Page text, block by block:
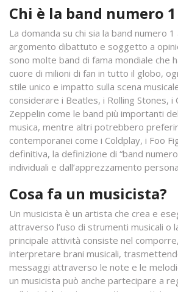
Chi è la band numero
La domanda su chi sia la band numero
argomento dibattuto e soggetto a
sono molte band di fama mondiale che
cuore di milioni di fan in tutto il globo,
stile unico e impatto sulla scena
considerare i Beatles, i Rolling Stones, i
Zeppelin come le band più importanti
musica, mentre altri potrebbero
contemporanei come i Coldplay, i Foo
definitiva, la definizione di “band
individuali e dall’apprezzamento
Cosa fa un musicista?
Un musicista è un artista che crea e
attraverso l’uso di strumenti musicali o
principale attività consiste nel
interpretare brani musicali,
messaggi attraverso le note e le
un musicista può anche partecipare a